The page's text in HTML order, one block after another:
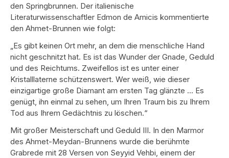
den Springbrunnen. Der italienische
Literaturwissenschaftler Edmon de Amicis kommentierte
den Ahmet-Brunnen wie folgt:
„Es gibt keinen Ort mehr, an dem die menschliche Hand
nicht geschnitzt hat. Es ist das Wunder der Gnade, Geduld
und des Reichtums. Zweifellos ist es unter einer
Kristalllaterne schützenswert. Wer weiß, wie dieser
einzigartige große Diamant am ersten Tag glänzte ... Es
genügt, ihn einmal zu sehen, um Ihren Traum bis zu Ihrem
Tod aus Ihrem Gedächtnis zu löschen.“
Mit großer Meisterschaft und Geduld III. In den Marmor
des Ahmet-Meydan-Brunnens wurde die berühmte
Grabrede mit 28 Versen von Seyyid Vehbi, einem der